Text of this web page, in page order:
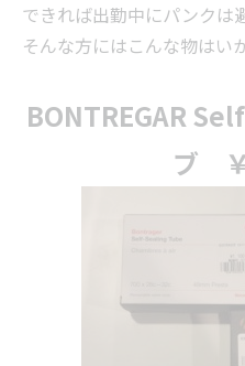
できれば出勤中にパンクは
そんな方にはこんな物は
BONTREGAR
ブ